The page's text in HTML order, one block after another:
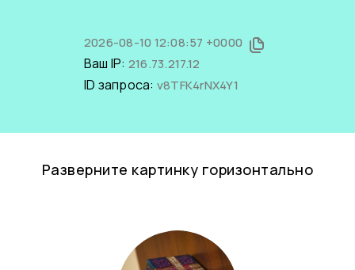
2026-08-10 12:08:57 +0000
Ваш IP: 216.73.217.12
ID запроса: v8TFK4rNX4Y1
Разверните картинку горизонтально